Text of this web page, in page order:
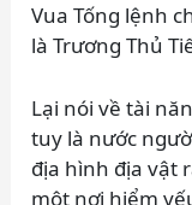
Vua Tống lệnh
là Trương Thủ
Lại nói về tài
tuy là nước
địa hình địa vật
một nơi hiểm